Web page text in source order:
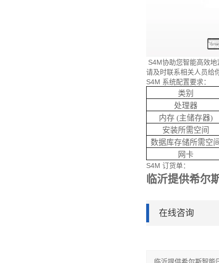
S4M协助您智能高效
请及时联系相关人员给
S4M 系统配置要求：
类别
处理器
内存 (主储存器)
安装所需空间
数据库存储所需空
网卡
S4M 订货单：
临沂提供希尔
在线咨询